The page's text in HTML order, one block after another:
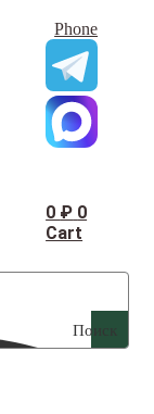
Phone
0 ₽ 0
Cart
Поиск